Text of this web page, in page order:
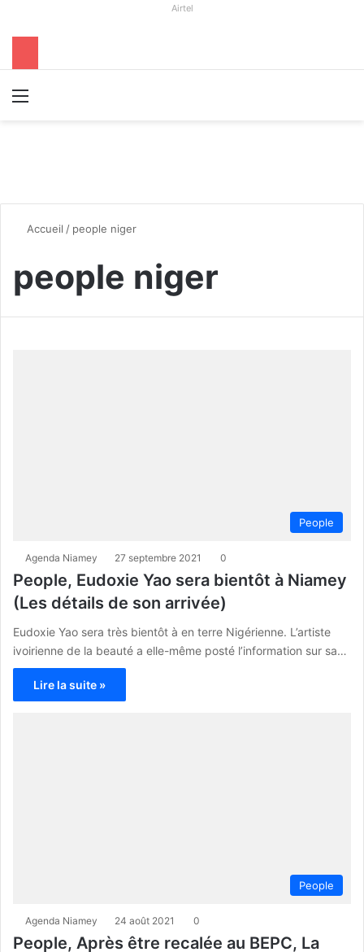
Airtel
Accueil / people niger
people niger
People
Agenda Niamey 27 septembre 2021 0
People, Eudoxie Yao sera bientôt à Niamey
(Les détails de son arrivée)
Eudoxie Yao sera très bientôt à en terre Nigérienne. L’artiste
ivoirienne de la beauté a elle-même posté l’information sur sa…
Lire la suite »
People
Agenda Niamey 24 août 2021 0
People, Après être recalée au BEPC, La